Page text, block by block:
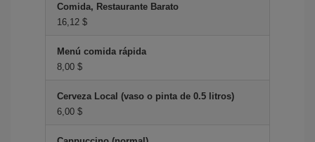
Comida, Restaurante Barato
16,12 $
Menú comida rápida
8,00 $
Cerveza Local (vaso o pinta de 0.5 litros)
6,00 $